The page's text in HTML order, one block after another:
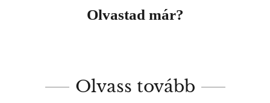
Olvastad már?
Olvass tovább